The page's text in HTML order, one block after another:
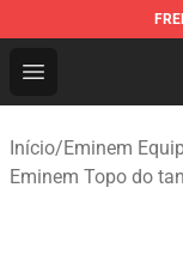
Open menu
Eminem
Início/Eminem
Eminem Topo do